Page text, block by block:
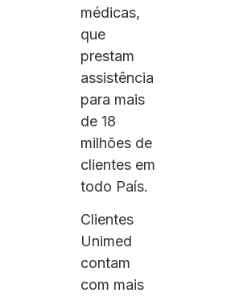
médicas,
que
prestam
assistência
para mais
de 18
milhões de
clientes em
todo País.
Clientes
Unimed
contam
com mais